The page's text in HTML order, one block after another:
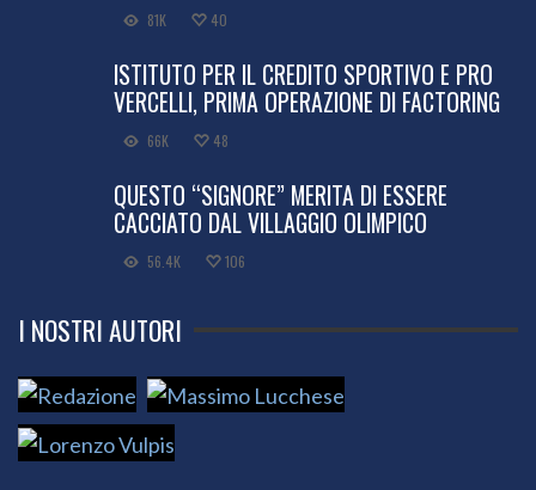
81K 40
ISTITUTO PER IL CREDITO SPORTIVO E PRO
VERCELLI, PRIMA OPERAZIONE DI FACTORING
66K 48
QUESTO “SIGNORE” MERITA DI ESSERE
CACCIATO DAL VILLAGGIO OLIMPICO
56.4K 106
I NOSTRI AUTORI